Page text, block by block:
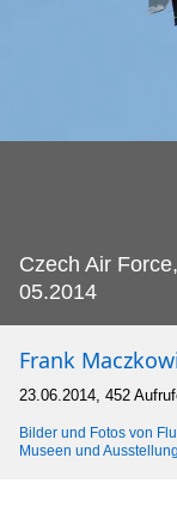
Czech Air
05.2014
Frank
23.06.2014, 452
Bilder und Fotos von
Museen und